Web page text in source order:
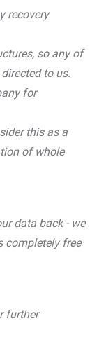
recovery
so any of
to us.
for
this as a
of whole
data back - we
completely free
further